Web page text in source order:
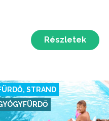
Részletek
STRAND